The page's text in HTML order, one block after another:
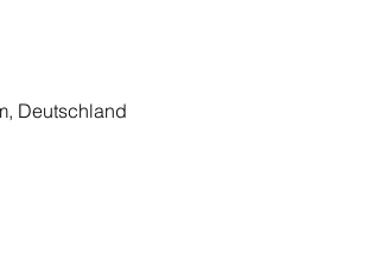
Deutschland